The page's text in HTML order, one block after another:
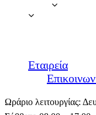
Εταιρεία
Ωράριο λειτουργίας: